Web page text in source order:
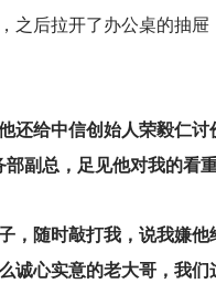
之后拉开了办公桌的抽屉
还给中信创始人荣毅仁
副总，足见他对我的看重
随时敲打我，说我嫌他
诚心实意的老大哥，我